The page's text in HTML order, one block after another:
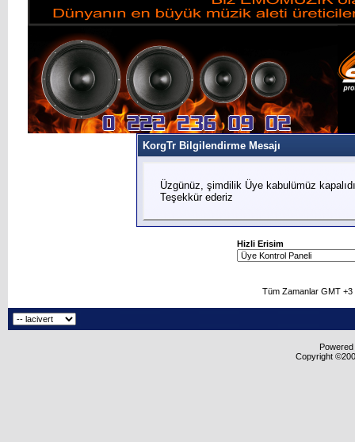
KorgTr Bilgilendirme Mesajı
Üzgünüz, şimdilik Üye kabulümüz
Teşekkür ederiz
Hizli Erisim
Tüm Zamanlar GMT
Copyright